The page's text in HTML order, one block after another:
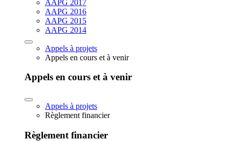
AAPG 2017
AAPG 2016
AAPG 2015
AAPG 2014
Appels à projets
Appels en cours et à venir
Appels en cours et à venir
Appels à projets
Règlement financier
Règlement financier